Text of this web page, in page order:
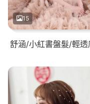
15